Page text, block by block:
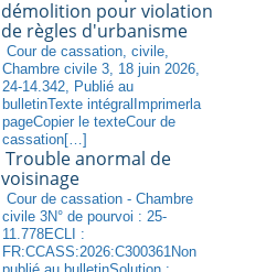
démolition pour violation
de règles d'urbanisme
Cour de cassation, civile,
Chambre civile 3, 18 juin 2026,
24-14.342, Publié au
bulletinTexte intégralImprimerla
pageCopier le texteCour de
cassation[…]
Trouble anormal de
voisinage
Cour de cassation - Chambre
civile 3N° de pourvoi : 25-
11.778ECLI :
FR:CCASS:2026:C300361Non